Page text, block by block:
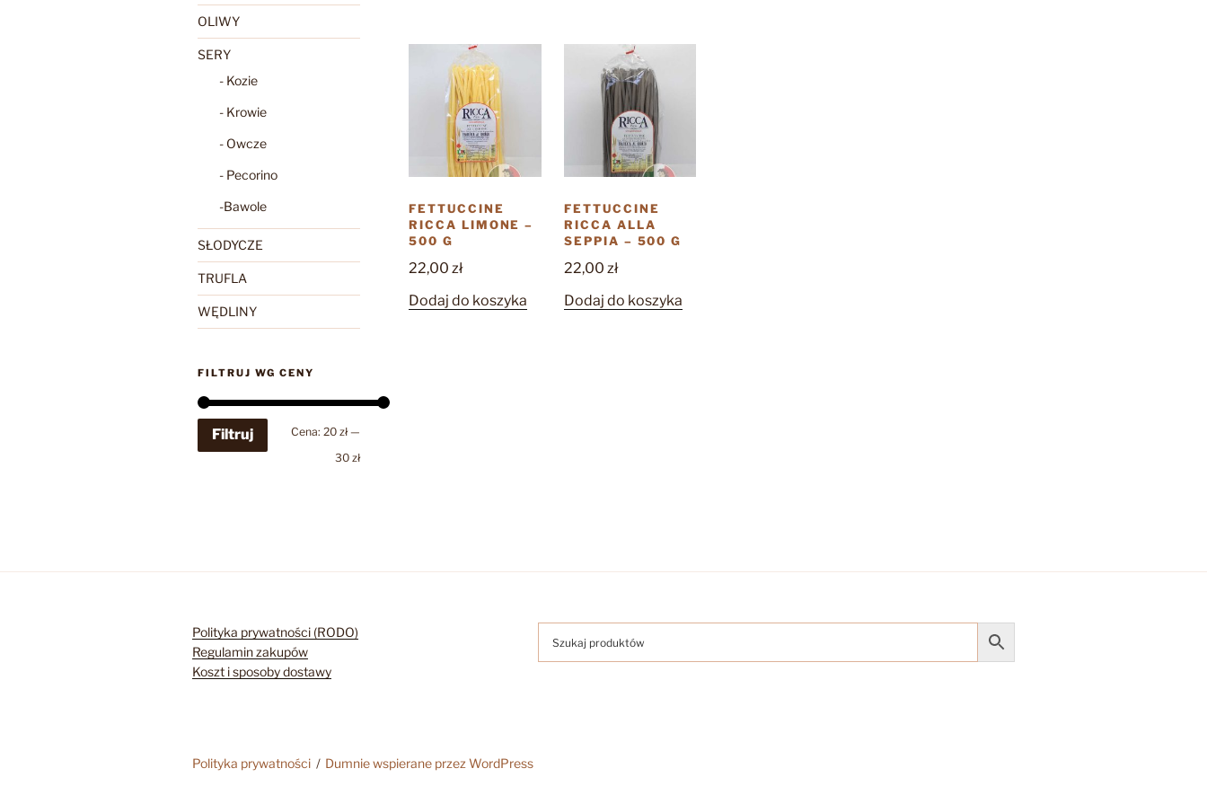
FETTUCCINE
RICCA LIMONE –
500 G
22,00zł
Dodaj do koszyka
FETTUCCINE
RICCA ALLA
SEPPIA – 500 G
22,00 zł
Dodaj do koszyka
OLIWY
SERY
- Kozie
- Krowie
- Owcze
- Pecorino
-Bawole
SŁODYCZE
TRUFLA
WĘDLINY
FILTRUJ WG CENY
Cena
CenaFiltruj Cena: 20 zł—
30 zł
Polityka prywatności (RODO)
Regulamin zakupów
Koszt i sposoby dostawy
Polityka prywatności Dumnie wspierane przez WordPress